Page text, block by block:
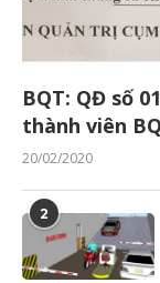
BQT: QĐ số
thành viên
20/02/2020
2